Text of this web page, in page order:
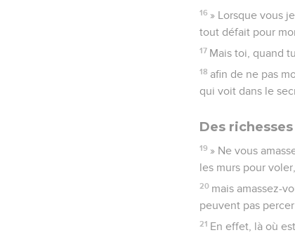
16 » Lorsque vous
tout défait pour
17 Mais toi, quand
18 afin de ne pas
qui voit dans le
Des
19 » Ne vous
les murs pour voler,
20 mais amassez-
peuvent pas
21 En effet, là où